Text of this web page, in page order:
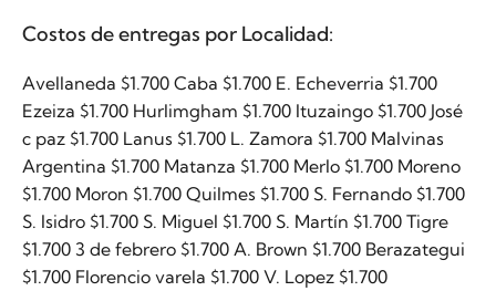
Costos de entregas por Localidad:
Avellaneda $1.700 Caba $1.700 E. Echeverria $1.700
Ezeiza $1.700 Hurlimgham $1.700 Ituzaingo $1.700 José
c paz $1.700 Lanus $1.700 L. Zamora $1.700 Malvinas
Argentina $1.700 Matanza $1.700 Merlo $1.700 Moreno
$1.700 Moron $1.700 Quilmes $1.700 S. Fernando $1.700
S. Isidro $1.700 S. Miguel $1.700 S. Martín $1.700 Tigre
$1.700 3 de febrero $1.700 A. Brown $1.700 Berazategui
$1.700 Florencio varela $1.700 V. Lopez $1.700